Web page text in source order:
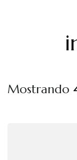
Mostrando